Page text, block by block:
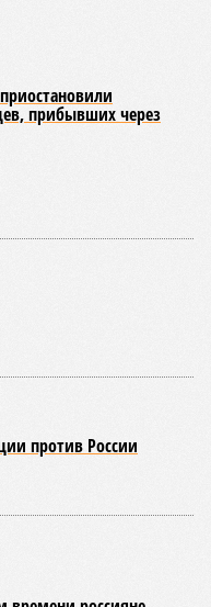
и
в эксплуатацию –
южнее, на Люблинской
группа компаний-
же
осенью 2024 года, но
го. Но никто при
вопросом: как эти
На строительной
регулярно
отсутствует. Ни
ни признаков
что до «декабря 2026»
публично
– 90%, затем 97%, с
(усиление
проектных ошибок) –
отчётности